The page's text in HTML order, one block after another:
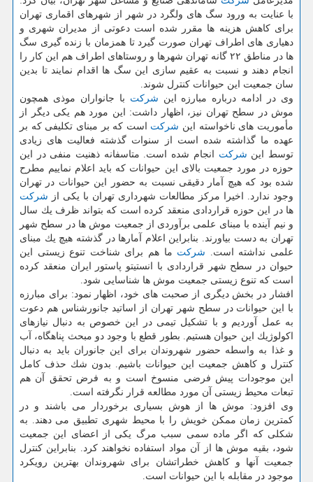
با عنایت به ورود سگ های ولگرد در شهر از شهرهای اقماری تهران
برای كاهش هزینه ها مقرر شده است دعوتی از مدیران شهری و
دهیاری های اطراف تهران صورت گیرد تا همزمان با زنده گیری سگ
ها در مناطق ۲۲ گانه تهران شهرها و روستاهای اطراف هم این كار را
انجام دهند و نسبت به عقیم سازی این سگ ها اقدام نمایند تا بدین
سان جمعیت این حیوانات كنترل شوند.
وی در ادامه درباره مبارزه این شركت با جانواران موذی همچون
موش در سطح تهران نیز، اظهار داشت: این مورد هم یكی دیگر از
مأموریت های ناخواسته این شركت است كه بر مبنای تكلیفی كه بر
عهده ما گذاشته شده است از سنوات گذشته فعالیت های زیادی
توسط این شركت انجام شده است. متاسفانه ذهنیت منفی در این
حوزه در مورد جمعیت بالای این حیوانات كه باید اعلام نماییم مطرح
شده بود كه هیچ آمار دقیقی نسبت به حضور این حیوانات در تهران
وجود ندارد. اخیرا مركز مطالعات شهرداری تهران با یكی از شركت
ها در این حوزه قراردادی منعقد كرده است كه بتواند ظرف یك سال
و نیم آینده با مبنای علمی برآوردی از جمعیت موش ها در سطح شهر
تهران به دست بیاورند. بنابراین اعلام آمارها در گذشته هیچ یك مبنای
علمی نداشته است. شركت ما هم برای شناخت تنوع زیستی این
حیوان در سطح شهر قراردادی با انستیتو پاستور ایران منعقد كرده
است كه تنوع زیستی جمعیت موش ها شناسایی شود.
افشار در بخش دیگری از صحبت های خود، اظهار نمود: برای مبارزه
با این حیوانات در سطح شهر تهران از اساتید جانورشناس هم دعوت
به عمل آوردیم و با تشكیل تیمی در این خصوص به دنبال نیازهای
اكولوژیك این حیوان هستیم. بطور قطع با وجود دو مبحث پناهگاه، آب
و غذا به واسطه حضور شهروندان برای این جانوران باید به دنبال
كنترل و كاهش جمعیت این حیوانات باشیم. بدون شك حذف كامل
این موجودات پیش فرضی منسوخ است و به فرض تحقق آن هم
تبعات محیط زیستی آن مورد مطالعه قرار نگرفته است.
وی افزود: موش ها از هوش بسیاری برخوردار می باشند و در
كمترین زمان ممكن خویش را با محیط شهری تطبیق می دهند. به
شكلی كه اگر ماده سمی سبب مرگ یكی از اعضای این جمعیت
شود، بقیه موش ها از آن مواد استفاده نخواهند كرد. بنابراین كنترل
جمعیت آنها و كاهش خطراتشان برای شهروندان بهترین رویكرد
موجود در مقابله با این حیوانات است.